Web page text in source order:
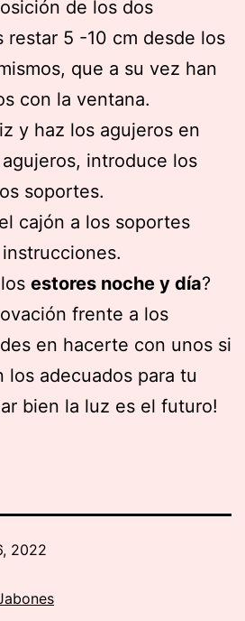
de los dos
restar 5 -10 cm desde los
que a su vez han
con la ventana.
y haz los agujeros en
introduce los
soportes.
cajón a los soportes
estores noche y día?
frente a los
en hacerte con unos si
los adecuados para tu
bien la luz es el futuro!
2022